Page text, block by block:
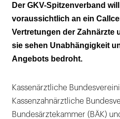
Der GKV-Spitzenverband
voraussichtlich an ein
Vertretungen der Zahnärzte
sie sehen Unabhängigkeit
Angebots bedroht.
Kassenärztliche
Kassenzahnärztliche
Bundesärztekammer (BÄK)